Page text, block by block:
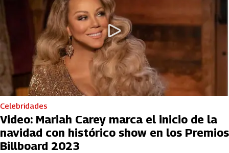
Celebridades
Video: Mariah Carey marca el inicio de la
navidad con histórico show en los Premios
Billboard 2023